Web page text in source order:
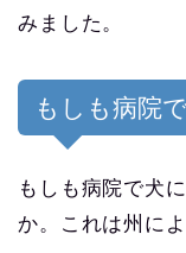
みました。
もしも病院
もしも病院で犬
か。これは州に